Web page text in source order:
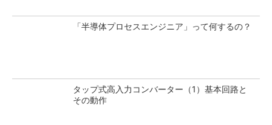
「半導体プロセスエンジニア」って何するの？
タップ式高入力コンバーター（1）基本回路と
その動作